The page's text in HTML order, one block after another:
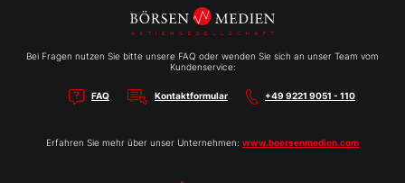
Bei Fragen nutzen Sie bitte unsere FAQ oder wenden Sie sich an unser Team vom
Kundenservice:
FAQ Kontaktformular +49 9221 9051 - 110
Erfahren Sie mehr über unser Unternehmen: www.boersenmedien.com